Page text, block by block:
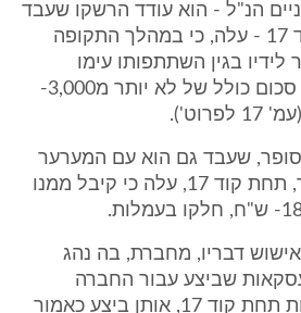
הנ"ל - הוא עודד הרשקו שעבד
עם המערער תחת קוד 17 - עלה, כי במהלך התקופה
בגין השתתפותו עימו
בעסקה כזו או אחרת, סכום כולל של לא יותר מ3,000-
שעבד גם הוא עם המערער
בחלק משנות הערעור, תחת קוד 17, עלה כי קיבל ממנו
דבריו, מחברת, בה נהג
שביצע עבור החברה
(מע10/) בהן העסקאות תחת קוד 17, אותן ביצע כאמור